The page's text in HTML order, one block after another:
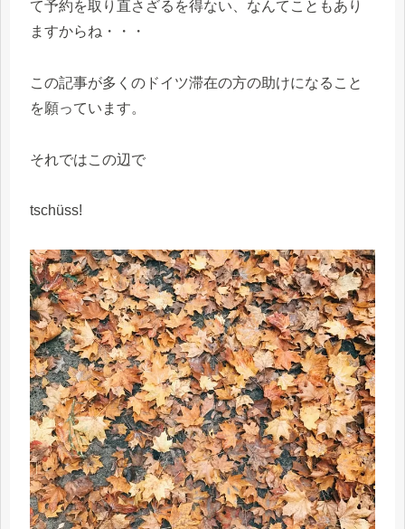
て予約を取り直さざるを得ない、なんてこともあり
ますからね・・・
この記事が多くのドイツ滞在の方の助けになること
を願っています。
それではこの辺で
tschüss!